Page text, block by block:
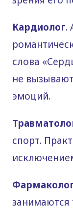
Кардиолог.
слова
не
эмоций.
спорт.
занимаются